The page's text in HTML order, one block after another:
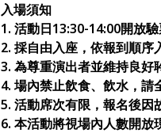
入場須知
1. 活動日13:30-14:00開放
2. 採自由入座，依報到順序
3. 為尊重演出者並維持良好
4. 場內禁止飲食、飲水，請
5. 活動席次有限，報名後因
6. 本活動將視場內人數開放